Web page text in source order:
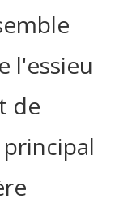
l'essieu
de